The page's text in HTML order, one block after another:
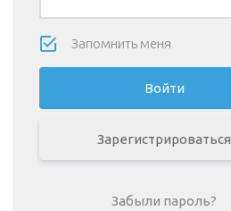
Запомнить меня
Зарегистрироваться
Забыли пароль?